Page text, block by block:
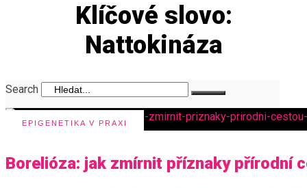
Klíčové slovo:
Nattokináza
Search
EPIGENETIKA V PRAXI
Borelióza: jak zmírnit příznaky přírodní